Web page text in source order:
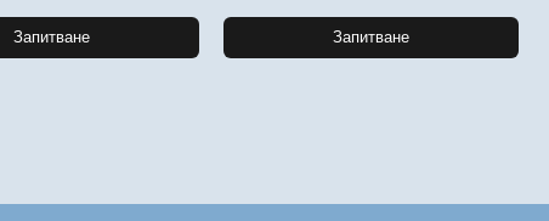
Запитване Запитване